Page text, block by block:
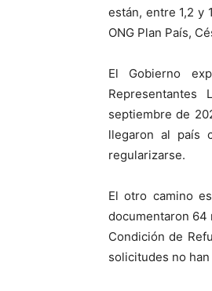
están, entre 1,2 y
ONG Plan País,
El Gobierno
septiembre de
llegaron al país
regularizarse.
El otro camino
documentaron 64
Condición de
solicitudes no